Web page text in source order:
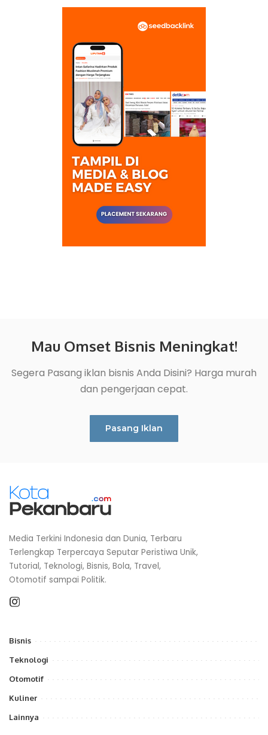
Mau Omset Bisnis Meningkat!
Segera Pasang iklan bisnis Anda Disini? Harga murah
dan pengerjaan cepat.
Pasang Iklan
Media Terkini Indonesia dan Dunia, Terbaru
Terlengkap Terpercaya Seputar Peristiwa Unik,
Tutorial, Teknologi, Bisnis, Bola, Travel,
Otomotif sampai Politik.
Bisnis
Teknologi
Otomotif
Kuliner
Lainnya